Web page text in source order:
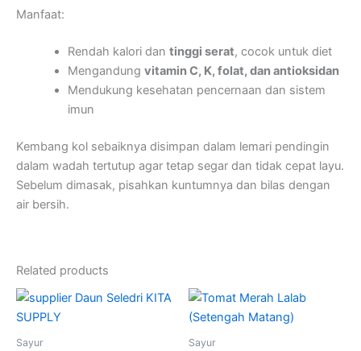
Manfaat:
Rendah kalori dan tinggi serat, cocok untuk diet
Mengandung vitamin C, K, folat, dan antioksidan
Mendukung kesehatan pencernaan dan sistem
imun
Kembang kol sebaiknya disimpan dalam lemari pendingin
dalam wadah tertutup agar tetap segar dan tidak cepat layu.
Sebelum dimasak, pisahkan kuntumnya dan bilas dengan
air bersih.
Related products
Sayur Sayur